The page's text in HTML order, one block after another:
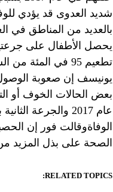
شديد العدوى قد يؤدي
بالعديد من المناطق في
يحصل الأطفال على
تطعيم 95 في
يونيسف إن صعوبة
الوفاةوقالت فور إن
الصحة على بذل المزيد
RELATED TOPICS: